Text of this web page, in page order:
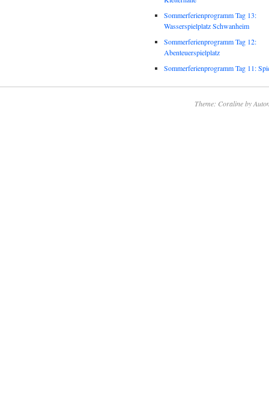
Sommerferienprogramm Tag 13:
Wasserspielplatz Schwanheim
Sommerferienprogramm Tag 12:
Abenteuerspielplatz
Sommerferienprogramm Tag 11:
Theme: Coraline by